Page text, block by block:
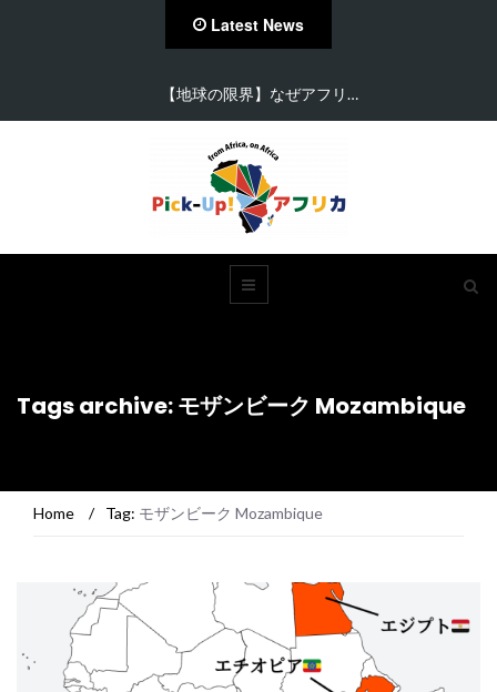
Latest News
【地球の限界】なぜアフリ…
Tags archive: モザンビーク Mozambique
Home / Tag: モザンビーク Mozambique